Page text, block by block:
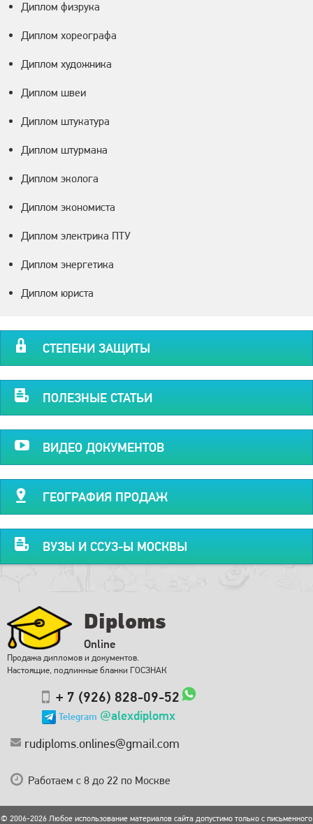
Диплом физрука
Диплом хореографа
Диплом художника
Диплом швеи
Диплом штукатура
Диплом штурмана
Диплом эколога
Диплом экономиста
Диплом электрика ПТУ
Диплом энергетика
Диплом юриста
СТЕПЕНИ ЗАЩИТЫ
ПОЛЕЗНЫЕ СТАТЬИ
ВИДЕО ДОКУМЕНТОВ
ГЕОГРАФИЯ ПРОДАЖ
ВУЗЫ И ССУЗ-Ы МОСКВЫ
Diploms
Online
Продажа дипломов и документов.
Настоящие, подлинные бланки ГОСЗНАК
+ 7 (926) 828-09-52
Telegram @alexdiplomx
rudiploms.onlines@gmail.com
Работаем с 8 до 22 по Москве
© 2006-2026 Любое использование материалов сайта допустимо только с письменного